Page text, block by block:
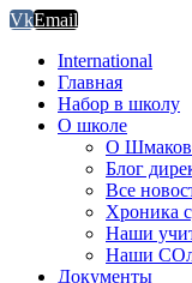
VkEmail
International
Главная
Набор в школу
О школе
О
Блог
Все
Хроника
Наши
Наши
Документы